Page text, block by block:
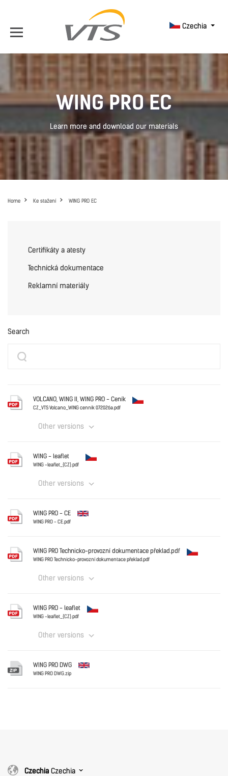
Czechia
WING PRO EC
Learn more and download our materials
Home Ke stažení WING PRO EC
Certifikáty a atesty
Technická dokumentace
Reklamní materiály
Search
VOLCANO, WING II, WING PRO - Ceník
CZ_VTS Volcano_WING cennik 072026a.pdf
Other versions
CZ_VTS Volcano_WING cennik 072026a.pdf
WING - leaflet
WING -leaflet_{CZ}.pdf
Other versions
WING -leaflet_{CZ}.pdf
Download
WING PRO - CE
WING PRO - CE.pdf
WING PRO Technicko-provozní dokumentace překlad.pdf
WING PRO Technicko-provozní dokumentace překlad.pdf
Other versions
WING PRO Technicko-provozní dokumentace překlad.pdf
WING PRO - leaflet
WING -leaflet_{CZ}.pdf
Other versions
WING -leaflet_{CZ}.pdf
WING PRO DWG
WING PRO DWG.zip
Czechia Czechia